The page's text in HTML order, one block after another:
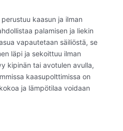
kaasun ja ilman
palamisen ja liekin
vapautetaan säiliöstä, se
läpi ja sekoittuu ilman
kipinän tai avotulen avulla,
kaasupolttimissa on
ja lämpötilaa voidaan